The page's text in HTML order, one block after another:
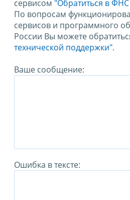
сервисом "Обратиться в
По вопросам
сервисов и программного
России Вы можете
технической поддержки".
Ваше сообщение:
Ошибка в тексте: